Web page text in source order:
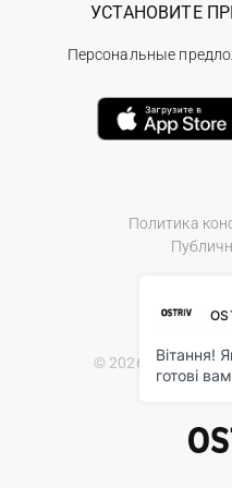
Политика
© 2026 Ostriv.ua
УСТАНОВИТЕ
Персональные